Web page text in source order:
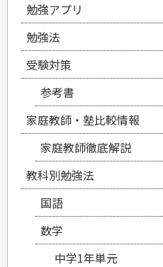
勉強アプリ
勉強法
受験対策
参考書
家庭教師・塾比較情報
家庭教師徹底解説
教科別勉強法
国語
数学
中学1年単元